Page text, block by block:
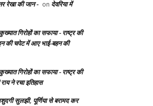
रेखा की जान - on देवरिया में
गिरोहों का सफाया - राष्ट्र की
की चपेट में आए भाई-बहन की
गिरोहों का सफाया - राष्ट्र की
ने रचा इतिहास
सुलझी, पूर्णिया से बरामद कर